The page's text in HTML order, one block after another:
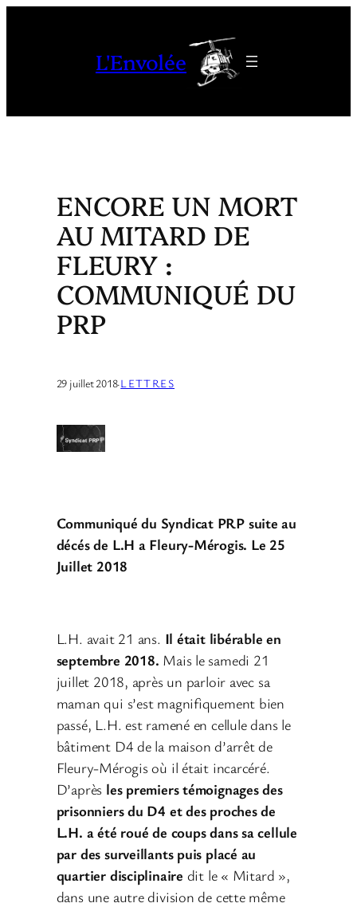
L'Envolée
ENCORE UN MORT
AU MITARD DE
FLEURY :
COMMUNIQUÉ DU
PRP
29 juillet 2018·LETTRES
Communiqué du Syndicat PRP suite au
décés de L.H a Fleury-Mérogis. Le 25
Juillet 2018
L.H. avait 21 ans. Il était libérable en
septembre 2018. Mais le samedi 21
juillet 2018, après un parloir avec sa
maman qui s’est magnifiquement bien
passé, L.H. est ramené en cellule dans le
bâtiment D4 de la maison d’arrêt de
Fleury-Mérogis où il était incarcéré.
D’après les premiers témoignages des
prisonniers du D4 et des proches de
L.H. a été roué de coups dans sa cellule
par des surveillants puis placé au
quartier disciplinaire dit le « Mitard »,
dans une autre division de cette même